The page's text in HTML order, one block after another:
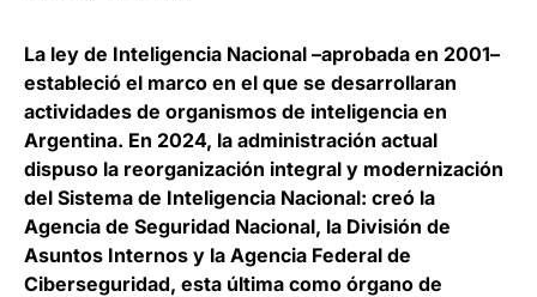
La ley de Inteligencia Nacional –aprobada en 2001–
estableció el marco en el que se desarrollaran
actividades de organismos de inteligencia en
Argentina. En 2024, la administración actual
dispuso la reorganización integral y modernización
del Sistema de Inteligencia Nacional: creó la
Agencia de Seguridad Nacional, la División de
Asuntos Internos y la Agencia Federal de
Ciberseguridad, esta última como órgano de